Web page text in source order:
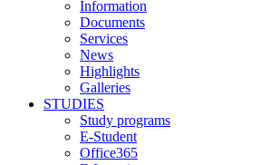
Information
Documents
Services
News
Highlights
Galleries
STUDIES
Study programs
E-Student
Office365